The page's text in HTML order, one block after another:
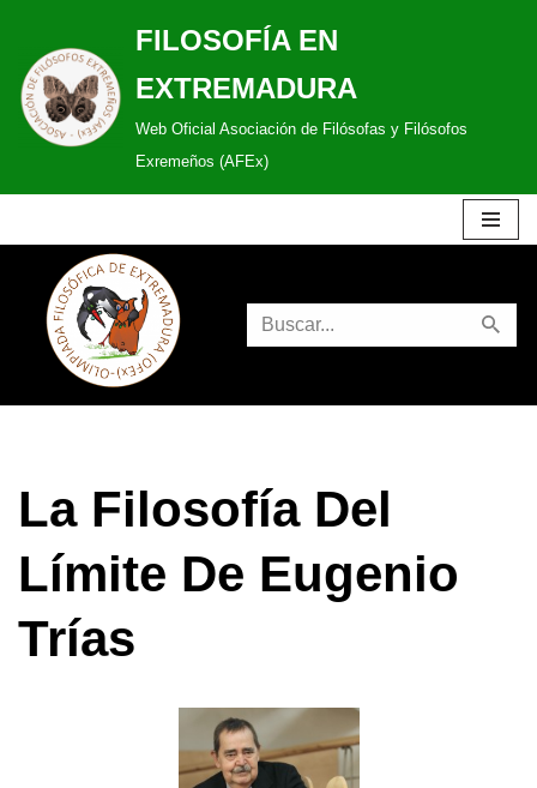
Saltar
al
contenido
FILOSOFÍA EN
EXTREMADURA
Web Oficial Asociación de Filósofas y Filósofos
Exremeños (AFEx)
La Filosofía Del
Límite De Eugenio
Trías